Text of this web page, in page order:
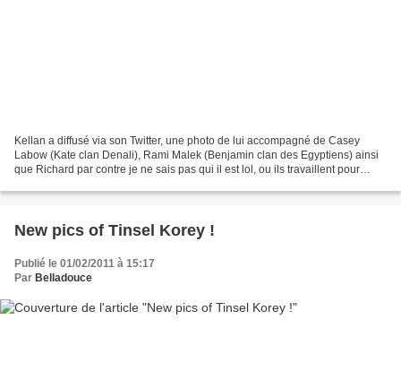
Kellan a diffusé via son Twitter, une photo de lui accompagné de Casey
Labow (Kate clan Denali), Rami Malek (Benjamin clan des Egyptiens) ainsi
que Richard par contre je ne sais pas qui il est lol, ou ils travaillent pour
New pics of Tinsel Korey !
Publié le 01/02/2011 à 15:17
Par Belladouce